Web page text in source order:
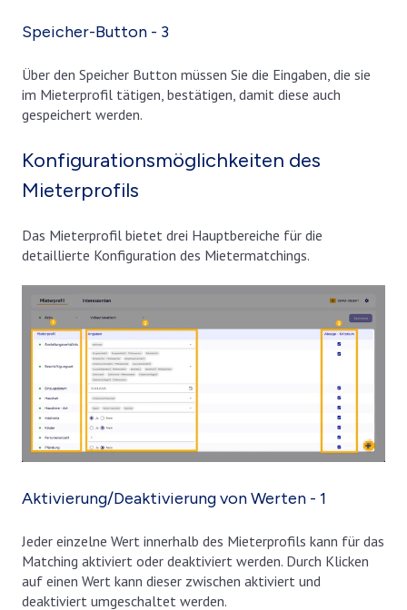
Speicher-Button - 3
Über den Speicher Button müssen Sie die Eingaben, die sie
im Mieterprofil tätigen, bestätigen, damit diese auch
gespeichert werden.
Konfigurationsmöglichkeiten des
Mieterprofils
Das Mieterprofil bietet drei Hauptbereiche für die
detaillierte Konfiguration des Mietermatchings.
Aktivierung/Deaktivierung von Werten - 1
Jeder einzelne Wert innerhalb des Mieterprofils kann für das
Matching aktiviert oder deaktiviert werden. Durch Klicken
auf einen Wert kann dieser zwischen aktiviert und
deaktiviert umgeschaltet werden.